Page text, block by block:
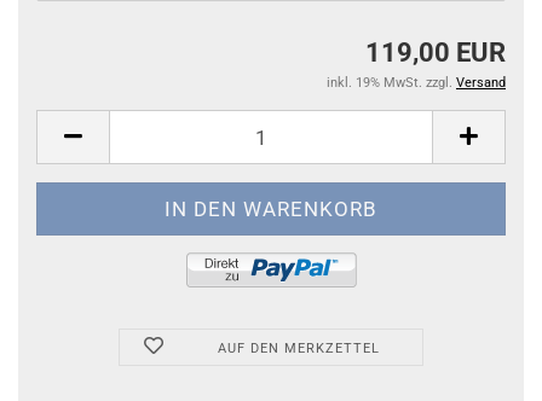
119,00 EUR
inkl. 19% MwSt. zzgl. Versand
AUF DEN MERKZETTEL